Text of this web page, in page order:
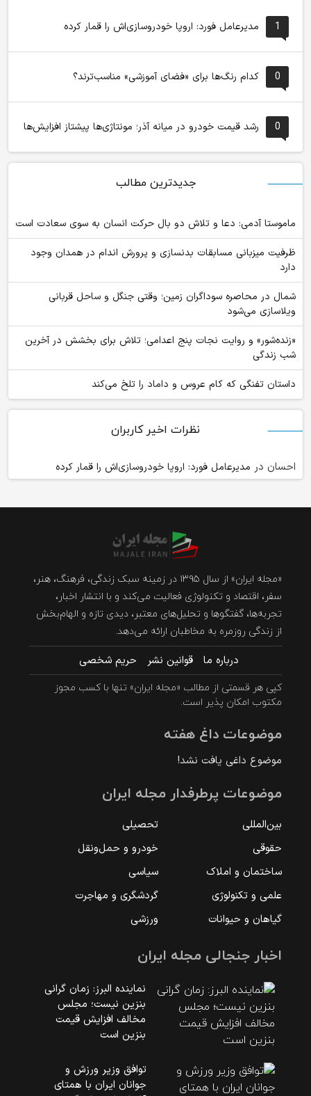
1 مدیرعامل فورد: اروپا خودروسازی‌اش را قمار کرده
0 کدام رنگ‌ها برای «فضای آموزشی» مناسب‌ترند؟
0 رشد قیمت خودرو در میانه آذر؛ مونتاژی‌ها پیشتاز افزایش‌ها
جدیدترین مطالب
ماموستا آدمی: دعا و تلاش دو بال حرکت انسان به سوی سعادت است
ظرفیت میزبانی مسابقات بدنسازی و پرورش اندام در همدان وجود
دارد
شمال در محاصره سوداگران زمین؛ وقتی جنگل و ساحل قربانی
ویلاسازی می‌شود
«زنده‌شور» و روایت نجات پنج اعدامی؛ تلاش برای بخشش در آخرین
شب زندگی
داستان تفنگی که کام عروس و داماد را تلخ می‌کند
نظرات اخیر کاربران
احسان در مدیرعامل فورد: اروپا خودروسازی‌اش را قمار کرده
«مجله ایران» از سال ۱۳۹۵ در زمینه سبک زندگی، فرهنگ، هنر،
سفر، اقتصاد و تکنولوژی فعالیت می‌کند و با انتشار اخبار،
تجربه‌ها، گفتگوها و تحلیل‌های معتبر، دیدی تازه و الهام‌بخش
از زندگی روزمره به مخاطبان ارائه می‌دهد.
درباره ما قوانین نشر حریم شخصی
کپی هر قسمتی از مطالب «مجله ایران» تنها با کسب مجوز
مکتوب امکان پذیر است.
موضوعات داغ هفته
موضوع داغی یافت نشد!
موضوعات پرطرفدار مجله ایران
بین‌المللی
تحصیلی
حقوقی
خودرو و حمل‌و‌نقل
ساختمان و املاک
سیاسی
علمی و تکنولوژی
گردشگری و مهاجرت
گیاهان و حیوانات
ورزشی
اخبار جنجالی مجله ایران
نماینده البرز: زمان گرانی
بنزین نیست؛ مجلس
مخالف افزایش قیمت
بنزین است
توافق وزیر ورزش و
جوانان ایران با همتای